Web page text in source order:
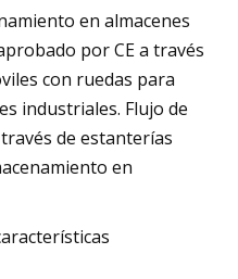
en almacenes
por CE a través
con ruedas para
industriales. Flujo de
de estanterías
en